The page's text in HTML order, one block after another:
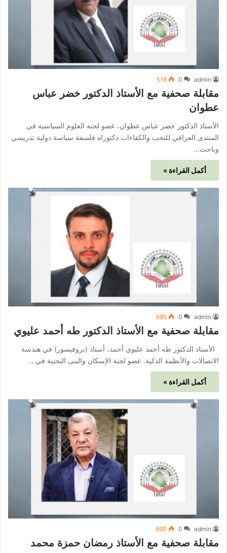
admin
0
518
مقابلة صحفية مع الأستاذ الدكتور خضر عباس
عطوان
الأستاذ الدكتور خضر عباس عطوان، عضو لجنة العلوم السياسية في
المنتدى العراقي للنخب والكفاءات دكتوراه فلسفة سياسة دولية تدريسي
وباحث…
أكمل القراءة »
admin
0
685
مقابلة صحفية مع الأستاذ الدكتور طه أحمد عليوي
الأستاذ الدكتور طه أحمد عليوي أحمد، أستاذ (بروفيسور) في هندسة
الاتصالات والأنظمة الذكية. عضو لجنة الإسكان والبنى التحتية في…
أكمل القراءة »
admin
0
660
مقابلة صحفية مع الأستاذ رمضان حمزة محمد